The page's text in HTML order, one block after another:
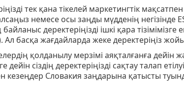
тек қана тікелей маркетингтік
немесе осы заңды мүдденің негізінде
байланыс деректеріңізді ішкі қара
басқа жағдайларда жеке деректеріңіз
қолданылу мерзiмi аяқталғанға
сіздің деректеріңізді сақтау талап
Словакия заңдарына қатысты